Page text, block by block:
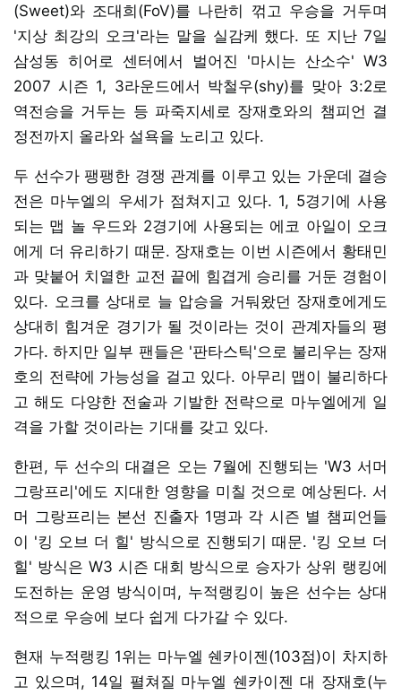
(Sweet)와 조대희(FoV)를 나란히 꺾고 우승을 거두며
'지상 최강의 오크'라는 말을 실감케 했다. 또 지난 7일
삼성동 히어로 센터에서 벌어진 '마시는 산소수' W3
2007 시즌 1, 3라운드에서 박철우(shy)를 맞아 3:2로
역전승을 거두는 등 파죽지세로 장재호와의 챔피언 결
정전까지 올라와 설욕을 노리고 있다.
두 선수가 팽팽한 경쟁 관계를 이루고 있는 가운데 결승
전은 마누엘의 우세가 점쳐지고 있다. 1, 5경기에 사용
되는 맵 놀 우드와 2경기에 사용되는 에코 아일이 오크
에게 더 유리하기 때문. 장재호는 이번 시즌에서 황태민
과 맞붙어 치열한 교전 끝에 힘겹게 승리를 거둔 경험이
있다. 오크를 상대로 늘 압승을 거둬왔던 장재호에게도
상대히 힘겨운 경기가 될 것이라는 것이 관계자들의 평
가다. 하지만 일부 팬들은 '판타스틱'으로 불리우는 장재
호의 전략에 가능성을 걸고 있다. 아무리 맵이 불리하다
고 해도 다양한 전술과 기발한 전략으로 마누엘에게 일
격을 가할 것이라는 기대를 갖고 있다.
한편, 두 선수의 대결은 오는 7월에 진행되는 'W3 서머
그랑프리'에도 지대한 영향을 미칠 것으로 예상된다. 서
머 그랑프리는 본선 진출자 1명과 각 시즌 별 챔피언들
이 '킹 오브 더 힐' 방식으로 진행되기 때문. '킹 오브 더
힐' 방식은 W3 시즌 대회 방식으로 승자가 상위 랭킹에
도전하는 운영 방식이며, 누적랭킹이 높은 선수는 상대
적으로 우승에 보다 쉽게 다가갈 수 있다.
현재 누적랭킹 1위는 마누엘 쉔카이젠(103점)이 차지하
고 있으며, 14일 펼쳐질 마누엘 쉔카이젠 대 장재호(누